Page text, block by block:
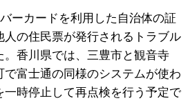
ーカードを利用した自治体の証
人の住民票が発行されるトラブル
。香川県では、三豊市と観音寺
富士通の同様のシステムが使わ
時停止して再点検を行う予定で